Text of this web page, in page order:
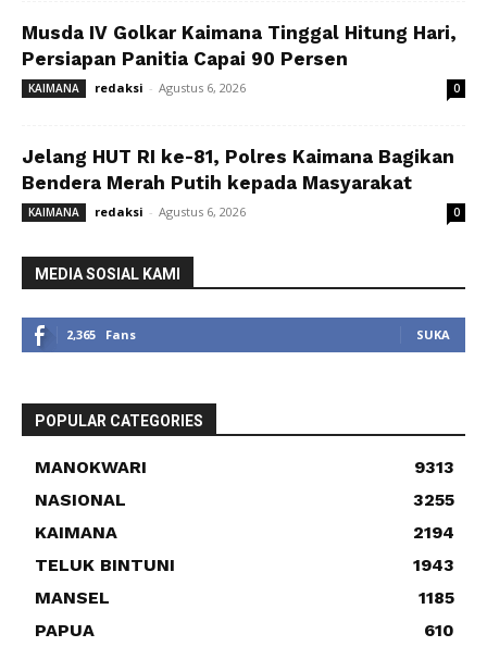
Musda IV Golkar Kaimana Tinggal Hitung Hari,
Persiapan Panitia Capai 90 Persen
KAIMANA redaksi - Agustus 6, 2026 0
Jelang HUT RI ke-81, Polres Kaimana Bagikan
Bendera Merah Putih kepada Masyarakat
KAIMANA redaksi - Agustus 6, 2026 0
MEDIA SOSIAL KAMI
2,365 Fans SUKA
POPULAR CATEGORIES
MANOKWARI
9313
NASIONAL
3255
KAIMANA
2194
TELUK BINTUNI
1943
MANSEL
1185
PAPUA
610